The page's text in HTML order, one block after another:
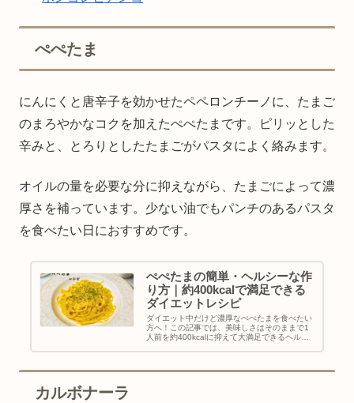
ぺぺたま
にんにくと唐辛子を効かせたペペロンチーノに、たまご
のまろやかなコクを加えたぺぺたまです。ピリッとした
辛みと、とろりとしたたまごがパスタによく絡みます。
オイルの量を必要な分に抑えながら、たまごによって濃
厚さを補っています。少ない油でもパンチのあるパスタ
を食べたい日におすすめです。
ぺぺたまの簡単・ヘルシーな作
り方｜約400kcalで満足できる
ダイエットレシピ
ダイエット中だけど濃厚なぺぺたまを食べたい
方へ！この記事では、美味しさはそのままで1
人前を約400kcalに抑えて大満足できるヘルシ
カルボナーラ